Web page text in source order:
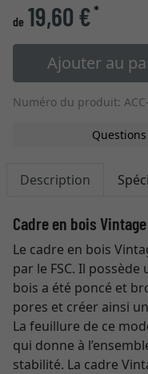
de 19,60 €*
Ajouter au
Numéro du produit:
Description
Cadre en bois Vintage
Le cadre en bois
par le FSC. Il
bois a été poncé et
pores et créer ainsi
La feuillure de ce
qui donne à
stabilité. La cadre